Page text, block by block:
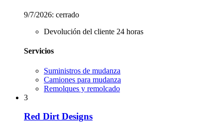
9/7/2026: cerrado
Devolución del cliente 24 horas
Servicios
Suministros de mudanza
Camiones para mudanza
Remolques y remolcado
3
Red Dirt Designs